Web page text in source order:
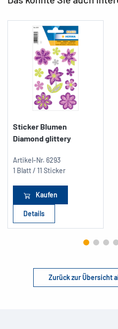
Sticker Blumen
Diamond glittery
Artikel-Nr. 6293
1 Blatt / 11 Sticker
Kaufen
Details
Zurück zur Übersicht